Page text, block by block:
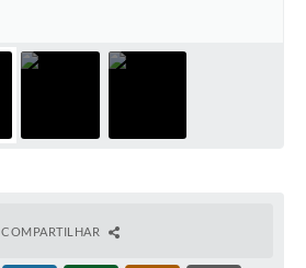
COMPARTILHAR